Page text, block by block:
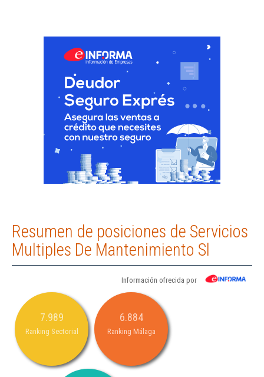
Resumen de posiciones de Servicios
Multiples De Mantenimiento Sl
Información ofrecida por
7.989
Ranking Sectorial
6.884
Ranking Málaga